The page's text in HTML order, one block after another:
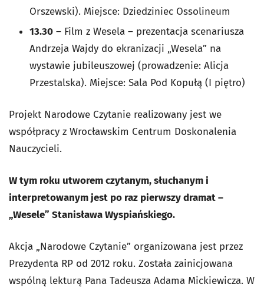
Orszewski). Miejsce: Dziedziniec Ossolineum
13.30 – Film z Wesela – prezentacja scenariusza
Andrzeja Wajdy do ekranizacji „Wesela” na
wystawie jubileuszowej (prowadzenie: Alicja
Przestalska). Miejsce: Sala Pod Kopułą (I piętro)
Projekt Narodowe Czytanie realizowany jest we
współpracy z Wrocławskim Centrum Doskonalenia
Nauczycieli.
W tym roku utworem czytanym, słuchanym i
interpretowanym jest po raz pierwszy dramat –
„Wesele” Stanisława Wyspiańskiego.
Akcja „Narodowe Czytanie” organizowana jest przez
Prezydenta RP od 2012 roku. Została zainicjowana
wspólną lekturą Pana Tadeusza Adama Mickiewicza. W